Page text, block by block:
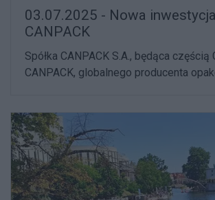
03.07.2025 - Nowa
CANPACK
Spółka CANPACK S.A., będąca częścią
CANPACK, globalnego producenta
rozpoczyna rozbudowę swojego zakładu
produkcyjnego w Bydgoszczy.